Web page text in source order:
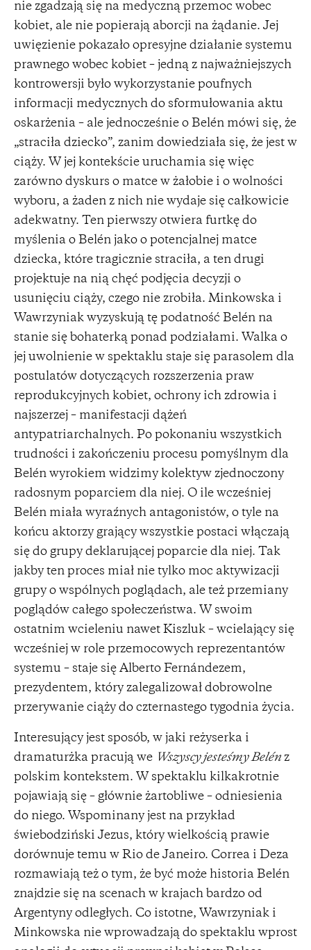
nie zgadzają się na medyczną przemoc wobec
kobiet, ale nie popierają aborcji na żądanie. Jej
uwięzienie pokazało opresyjne działanie systemu
prawnego wobec kobiet – jedną z najważniejszych
kontrowersji było wykorzystanie poufnych
informacji medycznych do sformułowania aktu
oskarżenia – ale jednocześnie o Belén mówi się, że
„straciła dziecko”, zanim dowiedziała się, że jest w
ciąży. W jej kontekście uruchamia się więc
zarówno dyskurs o matce w żałobie i o wolności
wyboru, a żaden z nich nie wydaje się całkowicie
adekwatny. Ten pierwszy otwiera furtkę do
myślenia o Belén jako o potencjalnej matce
dziecka, które tragicznie straciła, a ten drugi
projektuje na nią chęć podjęcia decyzji o
usunięciu ciąży, czego nie zrobiła. Minkowska i
Wawrzyniak wyzyskują tę podatność Belén na
stanie się bohaterką ponad podziałami. Walka o
jej uwolnienie w spektaklu staje się parasolem dla
postulatów dotyczących rozszerzenia praw
reprodukcyjnych kobiet, ochrony ich zdrowia i
najszerzej – manifestacji dążeń
antypatriarchalnych. Po pokonaniu wszystkich
trudności i zakończeniu procesu pomyślnym dla
Belén wyrokiem widzimy kolektyw zjednoczony
radosnym poparciem dla niej. O ile wcześniej
Belén miała wyraźnych antagonistów, o tyle na
końcu aktorzy grający wszystkie postaci włączają
się do grupy deklarującej poparcie dla niej. Tak
jakby ten proces miał nie tylko moc aktywizacji
grupy o wspólnych poglądach, ale też przemiany
poglądów całego społeczeństwa. W swoim
ostatnim wcieleniu nawet Kiszluk – wcielający się
wcześniej w role przemocowych reprezentantów
systemu – staje się Alberto Fernándezem,
prezydentem, który zalegalizował dobrowolne
przerywanie ciąży do czternastego tygodnia życia.
Interesujący jest sposób, w jaki reżyserka i
dramaturżka pracują we Wszyscy jesteśmy Belén z
polskim kontekstem. W spektaklu kilkakrotnie
pojawiają się – głównie żartobliwe – odniesienia
do niego. Wspominany jest na przykład
świebodziński Jezus, który wielkością prawie
dorównuje temu w Rio de Janeiro. Correa i Deza
rozmawiają też o tym, że być może historia Belén
znajdzie się na scenach w krajach bardzo od
Argentyny odległych. Co istotne, Wawrzyniak i
Minkowska nie wprowadzają do spektaklu wprost